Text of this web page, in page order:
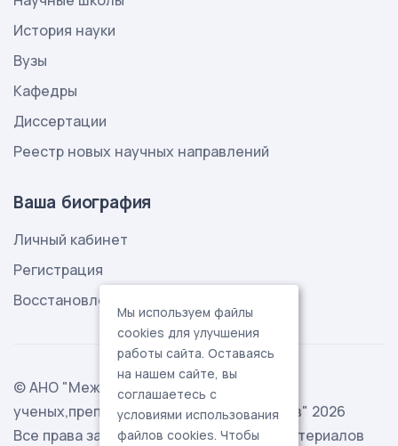
История науки
Вузы
Кафедры
Диссертации
Реестр новых научных направлений
Ваша биография
Личный кабинет
Регистрация
Восстановление пароля
© АНО "Международная ассоциация
ученых,преподавателей и специалистов" 2026
Все права защищены. Использование материалов
Мы используем файлы
cookies для улучшения
работы сайта. Оставаясь
на нашем сайте, вы
соглашаетесь с
условиями использования
файлов cookies. Чтобы